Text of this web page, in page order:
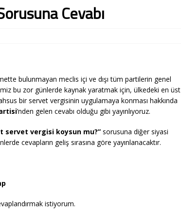
Cevabı
bulunmayan meclis içi ve dışı tüm partilerin genel
bu zor günlerde kaynak yaratmak için, ülkedeki en üst
bir servet vergisinin uygulamaya konması hakkında
’nden gelen cevabı olduğu gibi yayınlıyoruz.
servet vergisi koysun mu?” sorusuna diğer siyasi
cevapların geliş sırasına göre yayınlanacaktır.
istiyorum.